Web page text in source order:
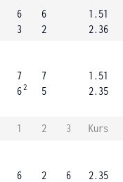
6
3
6
2
1.51
2.36
7
62
7
5
1.51
2.35
1 2 3
Kurs
6
2
6
2.35